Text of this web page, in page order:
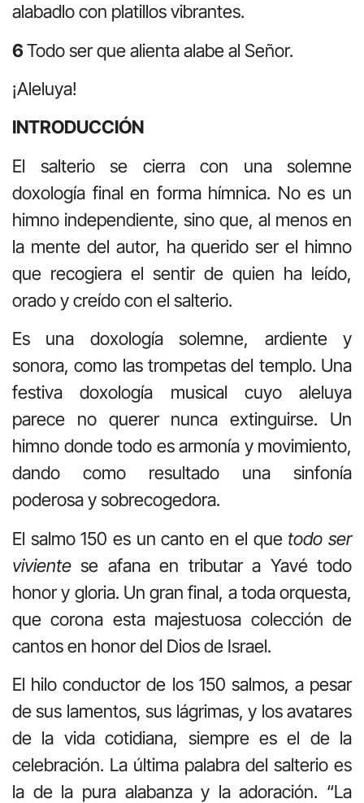
alabadlo con platillos vibrantes.
6Todo ser que alienta alabe al Señor.
¡Aleluya!
INTRODUCCIÓN
El salterio se cierra con una solemne
doxología final en forma hímnica. No es un
himno independiente, sino que, al menos en
la mente del autor, ha querido ser el himno
que recogiera el sentir de quien ha leído,
orado y creído con el salterio.
Es una doxología solemne, ardiente y
sonora, como las trompetas del templo. Una
festiva doxología musical cuyo aleluya
parece no querer nunca extinguirse. Un
himno donde todo es armonía y movimiento,
dando como resultado una sinfonía
poderosa y sobrecogedora.
El salmo 150 es un canto en el que todo ser
vivientese afana en tributar a Yavé todo
honor y gloria. Un gran final, a toda orquesta,
que corona esta majestuosa colección de
cantos en honor del Dios de Israel.
El hilo conductor de los 150 salmos, a pesar
de sus lamentos, sus lágrimas, y los avatares
de la vida cotidiana, siempre es el de la
celebración. La última palabra del salterio es
la de la pura alabanza y la adoración. “La